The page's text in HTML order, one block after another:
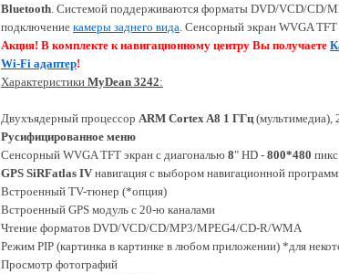
Bluetooth . Системой поддерживаются форматы DVD/VCD/CD/
подключение камеры заднего вида . Сенсорный экран WVGA
Акция! В комплекте к навигационному центру Вы получаете К
Wi-Fi адаптер!
Характеристики MyDean 3242:
Двухъядерный процессор ARM Cortex A8 1 ГГц (мультимедиа),
Русифицированное меню
Сенсорный WVGA TFT экран с диагональю 8" HD - 800*480 пикс.
GPS SiRFatlas IV навигация с выбором навигационной
Встроенный TV-тюнер (*опция)
Встроенный GPS модуль с 20-ю каналами
Чтение форматов DVD/VCD/CD/MP3/MPEG4/CD-R/WMA
Режим PIP (картинка в картинке в любом приложении) *для
Просмотр фотографий